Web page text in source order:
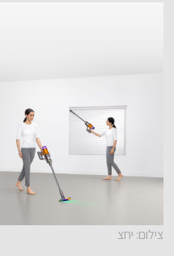
צילום: יחצ